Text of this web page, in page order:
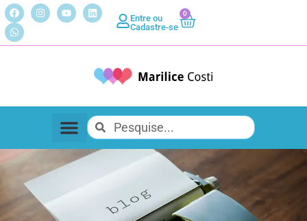
Entre ou
Cadastre-se
0